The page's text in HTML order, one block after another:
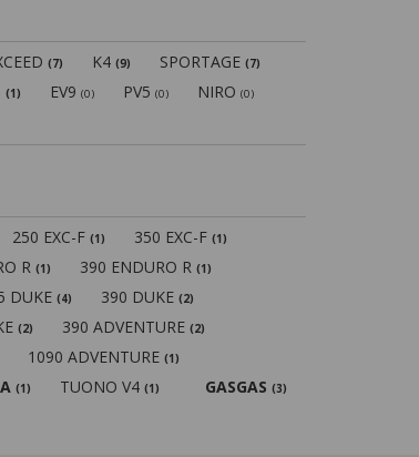
(7) K4(9) SPORTAGE(7)
(1) EV9(0) PV5(0) NIRO(0)
250 EXC-F(1) 350 EXC-F(1)
R(1) 390 ENDURO R(1)
DUKE(4) 390 DUKE(2)
(2) 390 ADVENTURE(2)
1090 ADVENTURE(1)
(1) TUONO V4(1) GASGAS (3)